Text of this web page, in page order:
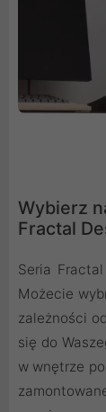
Wybierz
Fractal
Seria
Możecie
zależności
się do
w wnętrze